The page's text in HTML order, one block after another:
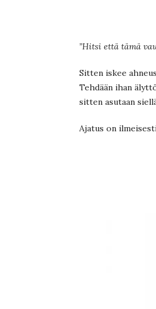
”Hitsi että tämä
Sitten iskee
Tehdään ihan
sitten asutaan
Ajatus on